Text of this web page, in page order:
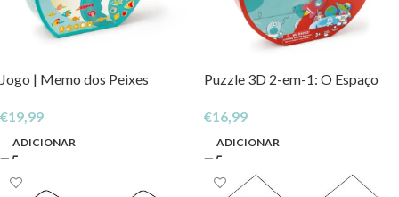
Jogo | Memo dos Peixes
€19,99
ADICIONAR
Puzzle 3D 2-em-1: O Espaço
€16,99
ADICIONAR